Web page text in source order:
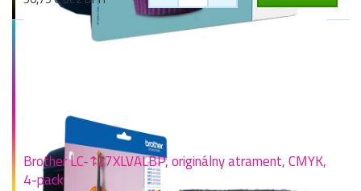
Brother LC-127XLVALBP, originálny atrament, CMYK,
4-pack